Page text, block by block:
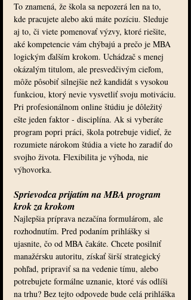
To znamená, že škola sa nepozerá len na to,
kde pracujete alebo akú máte pozíciu. Sleduje
aj to, či viete pomenovať výzvy, ktoré riešite,
aké kompetencie vám chýbajú a prečo je MBA
logickým ďalším krokom. Uchádzač s menej
okázalým titulom, ale presvedčivým cieľom,
môže pôsobiť silnejšie než kandidát s vysokou
funkciou, ktorý nevie vysvetliť svoju motiváciu.
Pri profesionálnom online štúdiu je dôležitý
ešte jeden faktor - disciplína. Ak si vyberáte
program popri práci, škola potrebuje vidieť, že
rozumiete nárokom štúdia a viete ho zaradiť do
svojho života. Flexibilita je výhoda, nie
výhovorka.
Sprievodca prijatím na MBA program
krok za krokom
Najlepšia príprava nezačína formulárom, ale
rozhodnutím. Pred podaním prihlášky si
ujasnite, čo od MBA čakáte. Chcete posilniť
manažérsku autoritu, získať širší strategický
pohľad, pripraviť sa na vedenie tímu, alebo
potrebujete formálne uznanie, ktoré vás odlíši
na trhu? Bez tejto odpovede bude celá prihláška